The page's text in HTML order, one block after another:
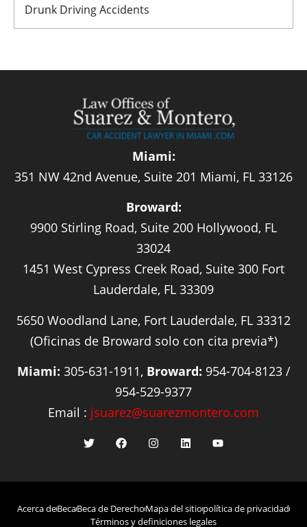
Drunk Driving Accidents
Miami:
351 NW 42nd Avenue, Suite 201 Miami, FL 33126
Broward:
9900 Stirling Road, Suite 200 Hollywood, FL
33024
1451 West Cypress Creek Road, Suite 300 Fort
Lauderdale, FL 33309
5650 Woodland Lane, Fort Lauderdale, FL 33312
(Oficinas de Broward solo con cita previa*)
Miami: 305-631-1911, Broward: 954-704-8123 /
954-529-9377
Email : jsuarez@suarezmontero.com
Acerca deBecaBeca de DerechoMapa del sitiopolítica de privacidad
Términos y definiciones legales